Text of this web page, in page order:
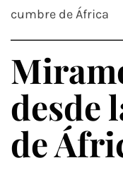
cumbre de África
desde
de